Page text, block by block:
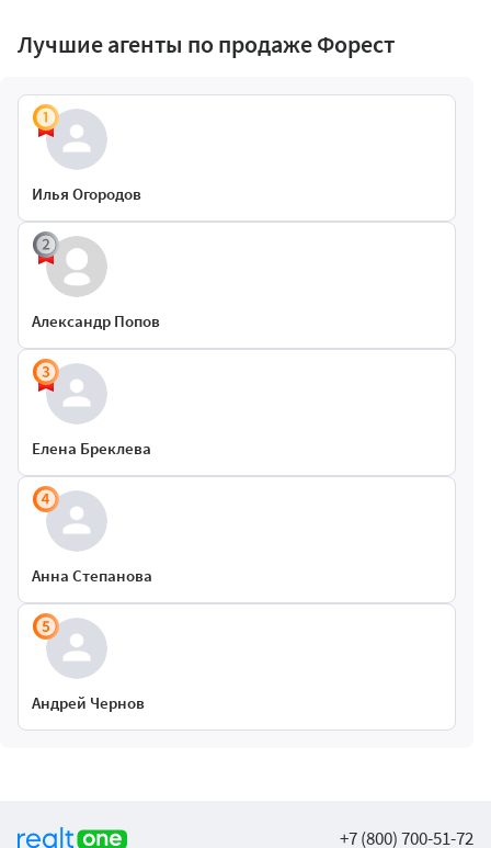
Лучшие агенты по продаже Форест
Илья Огородов
Александр Попов
Елена Бреклева
Анна Степанова
Андрей Чернов
+7 (800) 700-51-72